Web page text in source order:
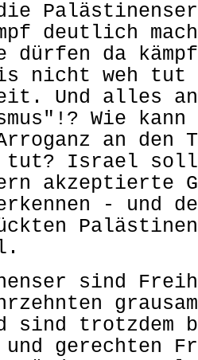
deutlich
dürfen da
nicht weh
Und alles
Wie kann
an den
tut? Israel soll
akzeptierte
- und
sind
sind trotzdem
und gerechten